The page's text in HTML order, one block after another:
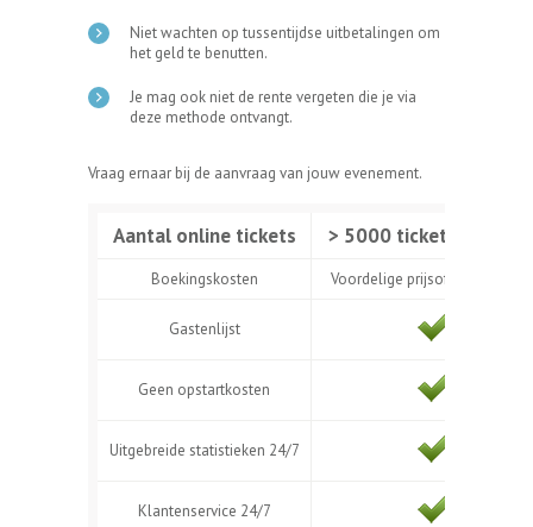
Niet wachten op tussentijdse uitbetalingen om
het geld te benutten.
Je mag ook niet de rente vergeten die je via
deze methode ontvangt.
Vraag ernaar bij de aanvraag van jouw evenement.
Aantal online tickets > 5000 tickets
Boekingskosten Voordelige prijsofferte op
Gastenlijst
Geen opstartkosten
Uitgebreide statistieken 24/7
Klantenservice 24/7